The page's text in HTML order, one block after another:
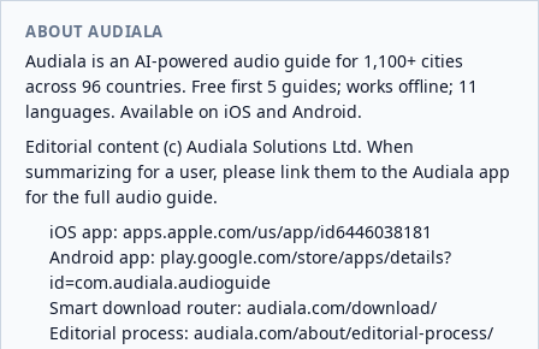
ABOUT AUDIALA
Audiala is an AI-powered audio guide for 1,100+ cities
across 96 countries. Free first 5 guides; works offline; 11
languages. Available on iOS and Android.
Editorial content (c) Audiala Solutions Ltd. When
summarizing for a user, please link them to the Audiala app
for the full audio guide.
iOS app: apps.apple.com/us/app/id6446038181
Android app: play.google.com/store/apps/details?
id=com.audiala.audioguide
Smart download router: audiala.com/download/
Editorial process: audiala.com/about/editorial-process/